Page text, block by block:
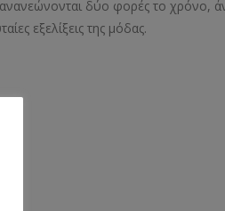
δύο φορές το χρόνο,
εξελίξεις της μόδας.